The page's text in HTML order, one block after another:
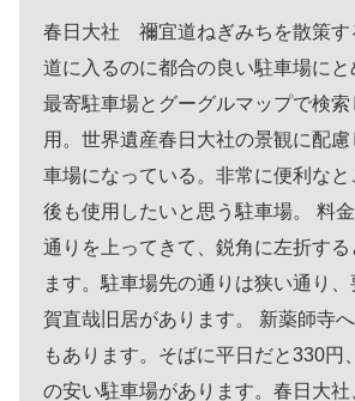
春日大社 禰宜道ねぎみちを散策す
道に入るのに都合の良い駐車場に
最寄駐車場とグーグルマップで検
用。世界遺産春日大社の景観に配
車場になっている。非常に便利な
後も使用したいと思う駐車場。 料
通りを上ってきて、鋭角に左折する
ます。駐車場先の通りは狭い通り
賀直哉旧居があります。 新薬師寺
もあります。そばに平日だと330円
の安い駐車場があります。春日大